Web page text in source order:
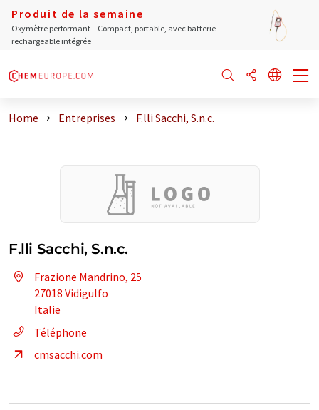
Produit de la semaine
Oxymètre performant – Compact, portable, avec batterie
rechargeable intégrée
Home Entreprises F.lli Sacchi, S.n.c.
F.lli Sacchi, S.n.c.
Frazione Mandrino, 25
27018 Vidigulfo
Italie
Téléphone
cmsacchi.com